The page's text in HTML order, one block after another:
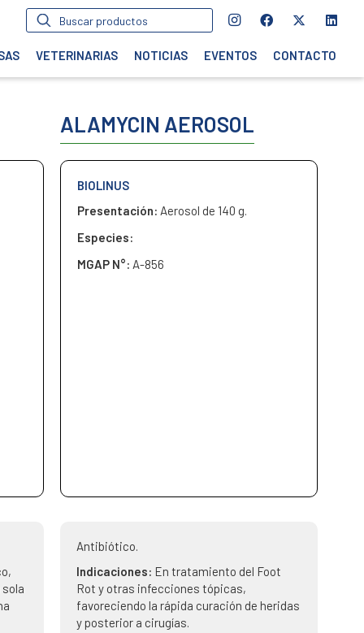
Búsqueda
de
VETERINARIAS NOTICIAS EVENTOS CONTACTO
ALAMYCIN AEROSOL
BIOLINUS
Presentación: Aerosol de 140 g.
Especies:
MGAP N°: A-856
Antibiótico.
Indicaciones: En tratamiento del Foot
Rot y otras infecciones tópicas,
favoreciendo la rápida curación de heridas
y posterior a cirugías.